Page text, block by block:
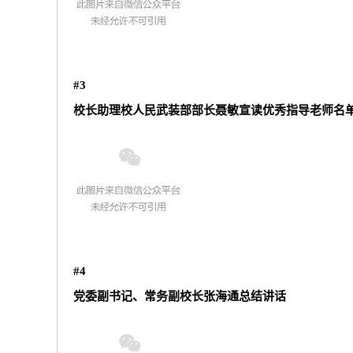
#3
校长助理校人民武装部部长聂敏宣读优秀指导老师名
#4
党委副书记、常务副校长张海通总结讲话